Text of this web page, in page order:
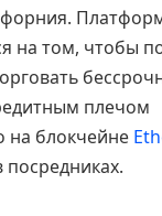
на том, чтобы
плечом
на блокчейне